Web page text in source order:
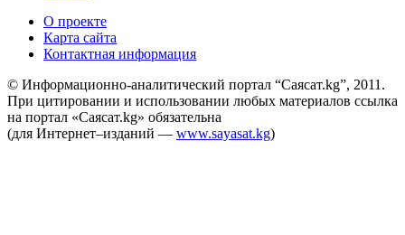
О проекте
Карта сайта
Контактная информация
© Информационно-аналитический портал “Саясат.kg”, 2011.
При цитировании и использовании любых материалов ссылка
на портал «Саясат.kg» обязательна
(для Интернет–изданий — www.sayasat.kg)